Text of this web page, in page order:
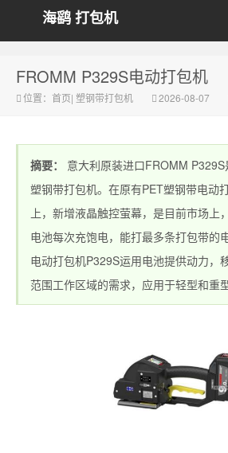
海鹞 打包机
FROMM P329S电动打包机
位置： 首页| 塑钢带打包机 2026-08-07
摘要：
意大利原装进口FROMM
塑钢带打包机。在原有PET塑钢带电动
上，新增液晶触控萤幕，是目前市场上
电池每次充饱电，能打最多条打包带的
电动打包机P329S运用电池提供动力，
范围工作区域的需求，应用于轻型和重